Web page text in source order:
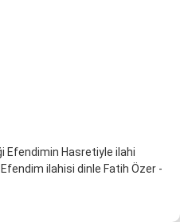
Efendimin Hasretiyle ilahi
ilahisi dinle Fatih Özer -